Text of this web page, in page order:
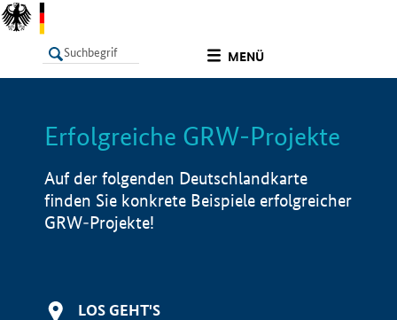
MENÜ
LISTE Info
Erfolgreiche GRW-Projekte
Auf der folgenden Deutschlandkarte
finden Sie konkrete Beispiele erfolgreicher
GRW-Projekte!
LOS GEHT'S